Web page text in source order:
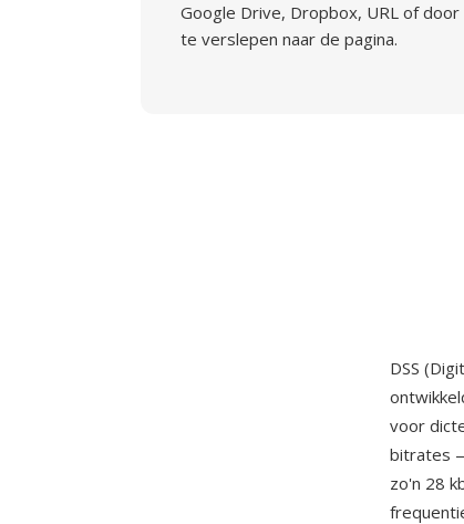
Google Drive, Dropbox, URL of door
te verslepen naar de pagina.
DSS
voor
bitrates
zo'n 28